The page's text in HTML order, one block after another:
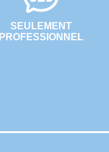
SEULEMENT
PROFESSIONNEL